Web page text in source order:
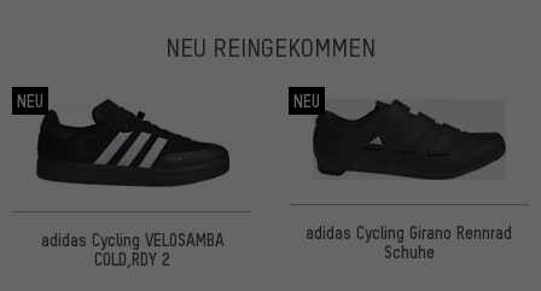
NEU REINGEKOMMEN
NEU
adidas Cycling VELOSAMBA
COLD,RDY 2
NEU
adidas Cycling Girano Rennrad
Schuhe